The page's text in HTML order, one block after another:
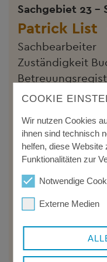
Sachgebiet 23 -
Patrick List
Sachbearbeiter
Zuständigkeit
Telefon: +49
Sachgebiet 23
Niklas
Sachbearbeiter
Buchstabe L-P
Telefon:+49
E-Mail
COOKIE
Wir nutzen Cookies
ihnen sind technisch
helfen, diese
Funktionalitäten zur
Notwendige
Externe Medien